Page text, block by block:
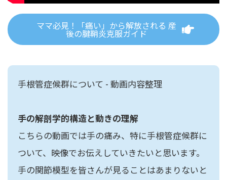
ママ必見！「痛い」から解放される 産
後の腱鞘炎克服ガイド
手根管症候群について - 動画内容整理
手の解剖学的構造と動きの理解
こちらの動画では手の痛み、特に手根管症候群に
ついて、映像でお伝えしていきたいと思います。
手の関節模型を皆さんが見ることはあまりないと